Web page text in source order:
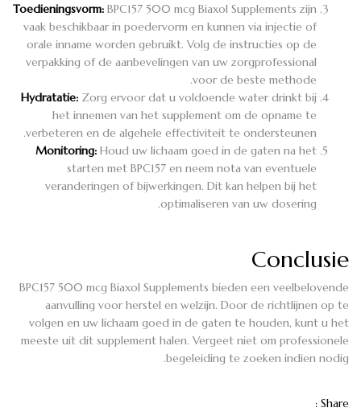
Toedieningsvorm: BPC157 500 mcg Biaxol Supplements zijn
vaak beschikbaar in poedervorm en kunnen via injectie of
orale inname worden gebruikt. Volg de instructies op de
verpakking of de aanbevelingen van uw zorgprofessional
voor de beste methode.
Hydratatie: Zorg ervoor dat u voldoende water drinkt bij
het innemen van het supplement om de opname te
verbeteren en de algehele effectiviteit te ondersteunen.
Monitoring: Houd uw lichaam goed in de gaten na het
starten met BPC157 en neem nota van eventuele
veranderingen of bijwerkingen. Dit kan helpen bij het
optimaliseren van uw dosering.
Conclusie
BPC157 500 mcg Biaxol Supplements bieden een veelbelovende
aanvulling voor herstel en welzijn. Door de richtlijnen op te
volgen en uw lichaam goed in de gaten te houden, kunt u het
meeste uit dit supplement halen. Vergeet niet om professionele
begeleiding te zoeken indien nodig.
Share :